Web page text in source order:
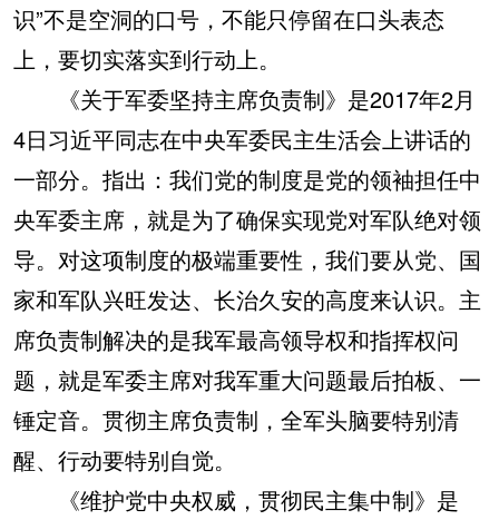
识”不是空洞的口号，不能只停留在口头表态
上，要切实落实到行动上。
《关于军委坚持主席负责制》是2017年2月
4日习近平同志在中央军委民主生活会上讲话的
一部分。指出：我们党的制度是党的领袖担任中
央军委主席，就是为了确保实现党对军队绝对领
导。对这项制度的极端重要性，我们要从党、国
家和军队兴旺发达、长治久安的高度来认识。主
席负责制解决的是我军最高领导权和指挥权问
题，就是军委主席对我军重大问题最后拍板、一
锤定音。贯彻主席负责制，全军头脑要特别清
醒、行动要特别自觉。
《维护党中央权威，贯彻民主集中制》是